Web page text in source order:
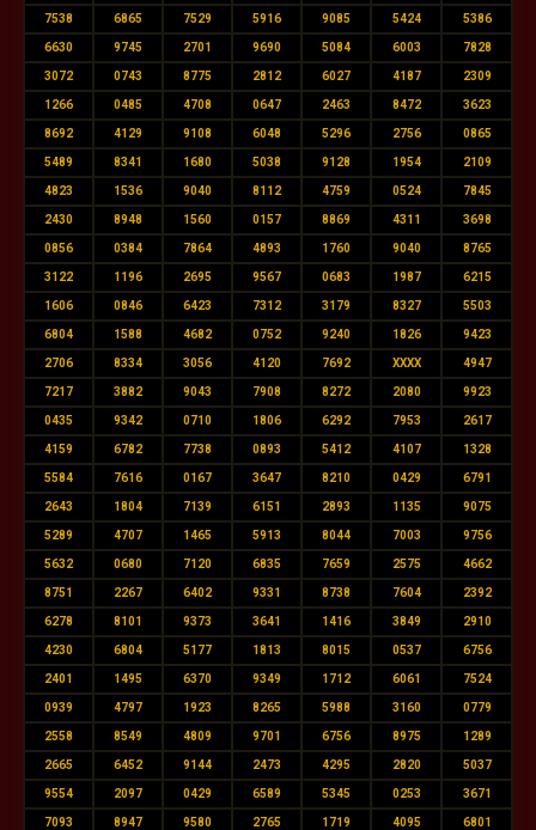
7538 6865 7529 5916 9085 5424 5386
6630 9745 2701 9690 5084 6003 7828
3072 0743 8775 2812 6027 4187 2309
1266 0485 4708 0647 2463 8472 3623
8692 4129 9108 6048 5296 2756 0865
5489 8341 1680 5038 9128 1954 2109
4823 1536 9040 8112 4759 0524 7845
2430 8948 1560 0157 8869 4311 3698
0856 0384 7864 4893 1760 9040 8765
3122 1196 2695 9567 0683 1987 6215
1606 0846 6423 7312 3179 8327 5503
6804 1588 4682 0752 9240 1826 9423
2706 8334 3056 4120 7692 XXXX 4947
7217 3882 9043 7908 8272 2080 9923
0435 9342 0710 1806 6292 7953 2617
4159 6782 7738 0893 5412 4107 1328
5584 7616 0167 3647 8210 0429 6791
2643 1804 7139 6151 2893 1135 9075
5289 4707 1465 5913 8044 7003 9756
5632 0680 7120 6835 7659 2575 4662
8751 2267 6402 9331 8738 7604 2392
6278 8101 9373 3641 1416 3849 2910
4230 6804 5177 1813 8015 0537 6756
2401 1495 6370 9349 1712 6061 7524
0939 4797 1923 8265 5988 3160 0779
2558 8549 4809 9701 6756 8975 1289
2665 6452 9144 2473 4295 2820 5037
9554 2097 0429 6589 5345 0253 3671
7093 8947 9580 2765 1719 4095 6801